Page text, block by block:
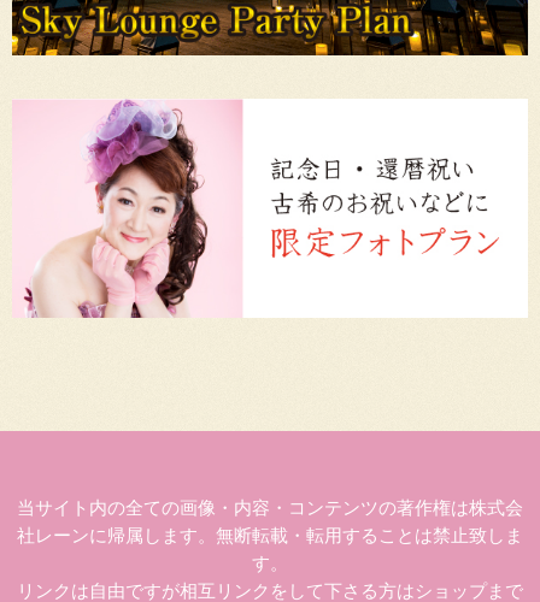
当サイト内の全ての画像・内容・コンテンツの著作権は株式会
社レーンに帰属します。無断転載・転用することは禁止致しま
す。
リンクは自由ですが相互リンクをして下さる方はショップまで